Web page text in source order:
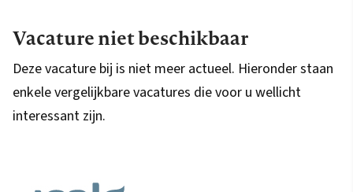
Vacature niet beschikbaar
Deze vacature bij is niet meer actueel. Hieronder staan
enkele vergelijkbare vacatures die voor u wellicht
interessant zijn.